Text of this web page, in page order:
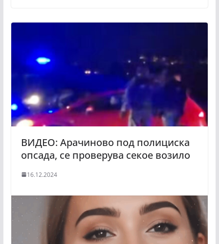
ВИДЕО: Арачиново под полициска
опсада, се проверува секое возило
16.12.2024